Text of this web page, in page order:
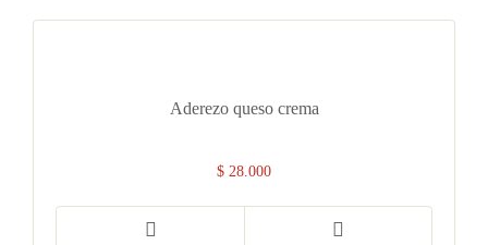
Aderezo queso crema
$ 28.000